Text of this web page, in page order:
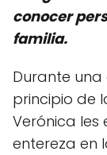
conocer
familia.
Durante
principio de
Verónica
entereza en